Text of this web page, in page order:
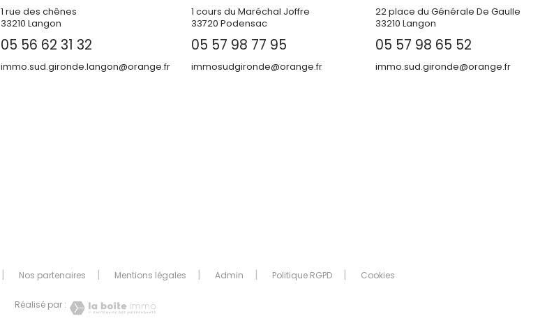
1 rue des chênes
33210 Langon
05 56 62 31 32
immo.sud.gironde.langon@orange.fr
1 cours du Maréchal Joffre
33720 Podensac
05 57 98 77 95
immosudgironde@orange.fr
22 place du Générale De Gaulle
33210 Langon
05 57 98 65 52
immo.sud.gironde@orange.fr
Nos partenaires Mentions légales Admin Politique RGPD Cookies
Réalisé par :